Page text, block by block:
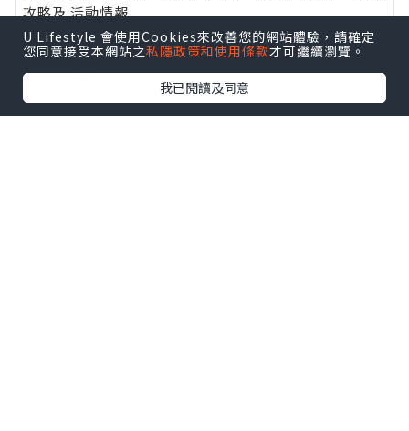
攻略及活動情報
U Blog開咗WhatsApp啦！發掘更多吃喝玩樂資訊！
Follow 我哋！
U Lifestyle 會使用Cookies來改善您的網站體驗，請確定
您同意接受本網站之私隱政策和使用條款才可繼續瀏覽。
我已閱讀及同意